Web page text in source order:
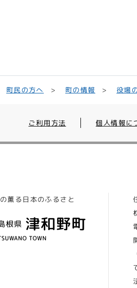
町民の方へ 町の情報 役場
ご利用方法 個人情報に
薫る日本のふるさと